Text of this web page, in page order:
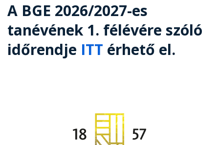
A BGE 2026/2027-es
tanévének 1. félévére szóló
időrendje ITT érhető el.